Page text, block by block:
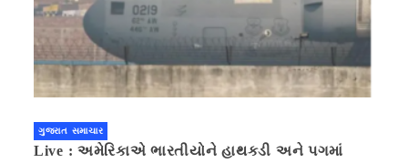
ગુજરાત સમાચાર
Live : અમેરિકાએ ભારતીયોને હાથકડી અને પગમાં